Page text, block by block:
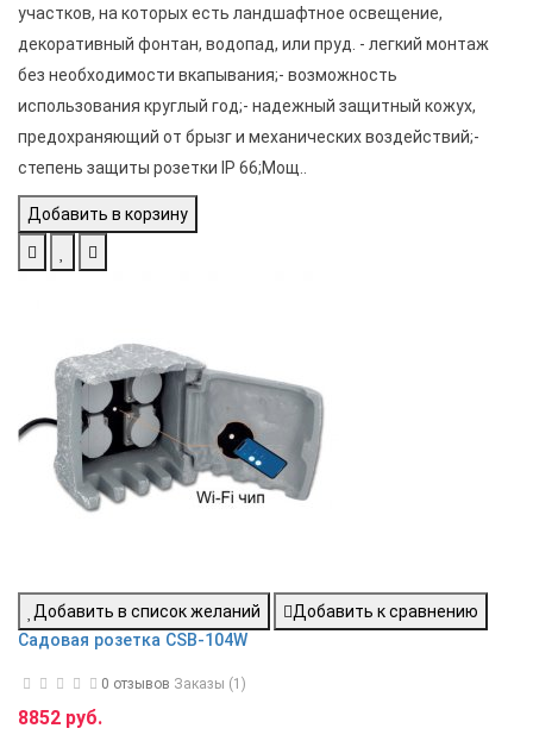
этого класса монтируют в местах, где воды очень много,
например, в автомойках или на пирсах, которые нередко
принимают штормовые волны.
Компания Prudovoy традиционно предоставляет большой
высокое качество, а также соответствие всем существующим
стандартам.
А если у вас остались вопросы звоните нам обязательно
подскажем и расскажем всё что сами знаем
участков, на которых есть ландшафтное освещение,
декоративный фонтан, водопад, или пруд. - легкий монтаж
без необходимости вкапывания;- возможность
использования круглый год;- надежный защитный кожух,
предохраняющий от брызг и механических воздействий;-
степень защиты розетки IP 66;Мощ..
Добавить в корзину
Добавить в список желаний
Добавить к сравнению
Садовая розетка CSB-104W
0 отзывов Заказы (1)
8852 руб.